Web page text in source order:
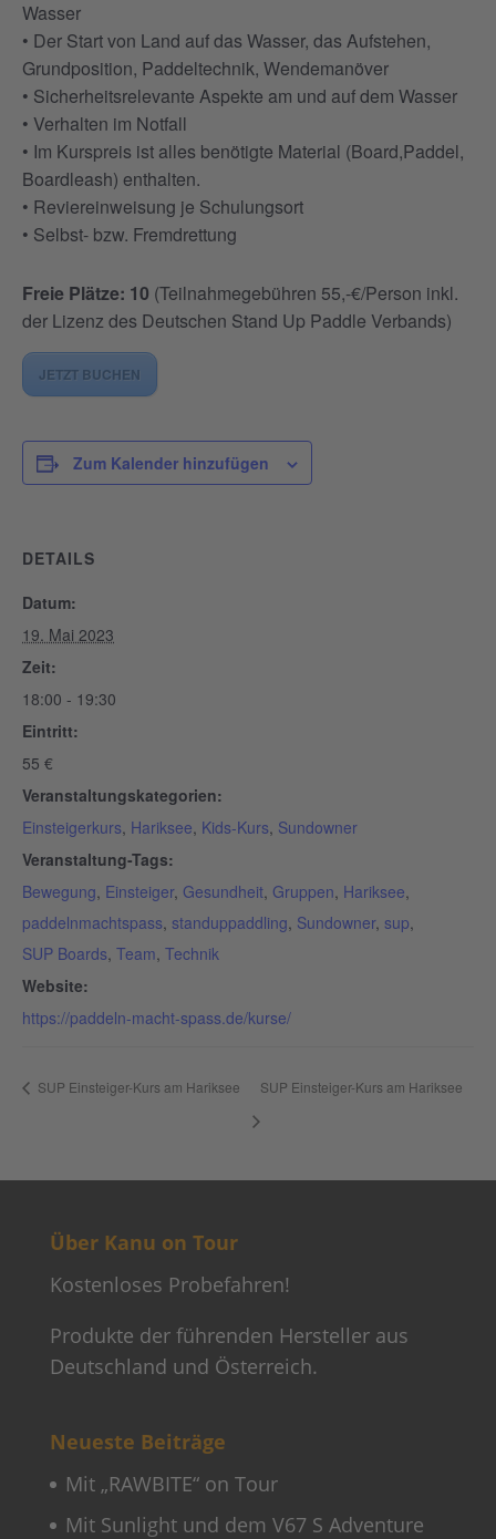
Wasser
• Der Start von Land auf das Wasser, das Aufstehen,
Grundposition, Paddeltechnik, Wendemanöver
• Sicherheitsrelevante Aspekte am und auf dem Wasser
• Verhalten im Notfall
• Im Kurspreis ist alles benötigte Material (Board,Paddel,
Boardleash) enthalten.
• Reviereinweisung je Schulungsort
• Selbst- bzw. Fremdrettung
Freie Plätze: 10 (Teilnahmegebühren 55,-€/Person inkl.
der Lizenz des Deutschen Stand Up Paddle Verbands)
JETZT BUCHEN
Zum Kalender hinzufügen
DETAILS
Datum:
19. Mai 2023
Zeit:
18:00 - 19:30
Eintritt:
55 €
Veranstaltungskategorien:
Einsteigerkurs, Hariksee, Kids-Kurs, Sundowner
Veranstaltung-Tags:
Bewegung, Einsteiger, Gesundheit, Gruppen, Hariksee,
paddelnmachtspass, standuppaddling, Sundowner, sup,
SUP Boards, Team, Technik
Website:
https://paddeln-macht-spass.de/kurse/
SUP Einsteiger-Kurs am Hariksee SUP Einsteiger-Kurs am Hariksee
Über Kanu on Tour
Kostenloses Probefahren!
Produkte der führenden Hersteller aus
Deutschland und Österreich.
Neueste Beiträge
Mit „RAWBITE“ on Tour
Mit Sunlight und dem V67 S Adventure